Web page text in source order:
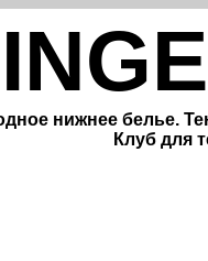
нижнее белье.
Клуб для